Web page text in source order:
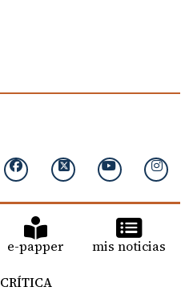
e-papper mis noticias
CRÍTICA